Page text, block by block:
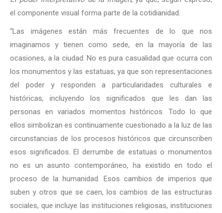
el componente visual forma parte de la cotidianidad.
“Las imágenes están más frecuentes de lo que nos
imaginamos y tienen como sede, en la mayoría de las
ocasiones, a la ciudad. No es pura casualidad que ocurra con
los monumentos y las estatuas, ya que son representaciones
del poder y responden a particularidades culturales e
históricas, incluyendo los significados que les dan las
personas en variados momentos históricos. Todo lo que
ellos simbolizan es continuamente cuestionado a la luz de las
circunstancias de los procesos históricos que circunscriben
esos significados. El derrumbe de estatuas o monumentos
no es un asunto contemporáneo, ha existido en todo el
proceso de la humanidad. Esos cambios de imperios que
suben y otros que se caen, los cambios de las estructuras
sociales, que incluye las instituciones religiosas, instituciones